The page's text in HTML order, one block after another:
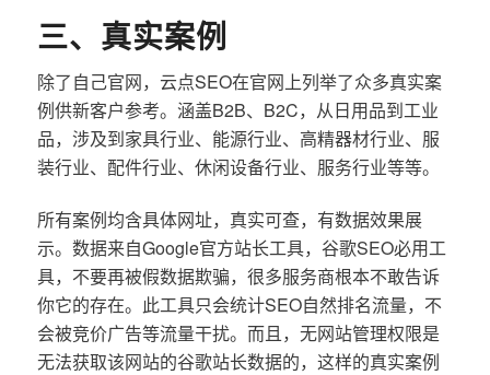
三、真实案例
除了自己官网，云点SEO在官网上列举了众多真实案
例供新客户参考。涵盖B2B、B2C，从日用品到工业
品，涉及到家具行业、能源行业、高精器材行业、服
装行业、配件行业、休闲设备行业、服务行业等等。
所有案例均含具体网址，真实可查，有数据效果展
示。数据来自Google官方站长工具，谷歌SEO必用工
具，不要再被假数据欺骗，很多服务商根本不敢告诉
你它的存在。此工具只会统计SEO自然排名流量，不
会被竞价广告等流量干扰。而且，无网站管理权限是
无法获取该网站的谷歌站长数据的，这样的真实案例